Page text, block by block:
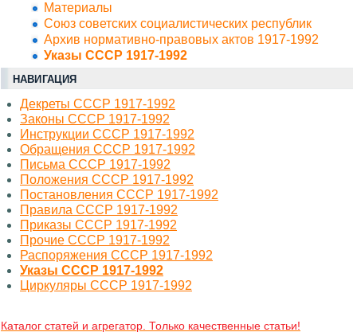
Материалы
Союз советских социалистических республик
Архив нормативно-правовых актов 1917-1992
Указы СССР 1917-1992
НАВИГАЦИЯ
Декреты СССР 1917-1992
Законы СССР 1917-1992
Инструкции СССР 1917-1992
Обращения СССР 1917-1992
Письма СССР 1917-1992
Положения СССР 1917-1992
Постановления СССР 1917-1992
Правила СССР 1917-1992
Приказы СССР 1917-1992
Прочие СССР 1917-1992
Распоряжения СССР 1917-1992
Указы СССР 1917-1992
Циркуляры СССР 1917-1992
Каталог статей и агрегатор. Только качественные статьи!